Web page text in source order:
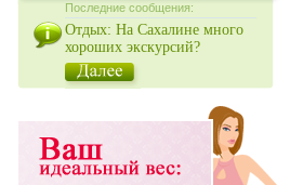
Последние сообщения:
Отдых: На Сахалине много
хороших экскурсий?